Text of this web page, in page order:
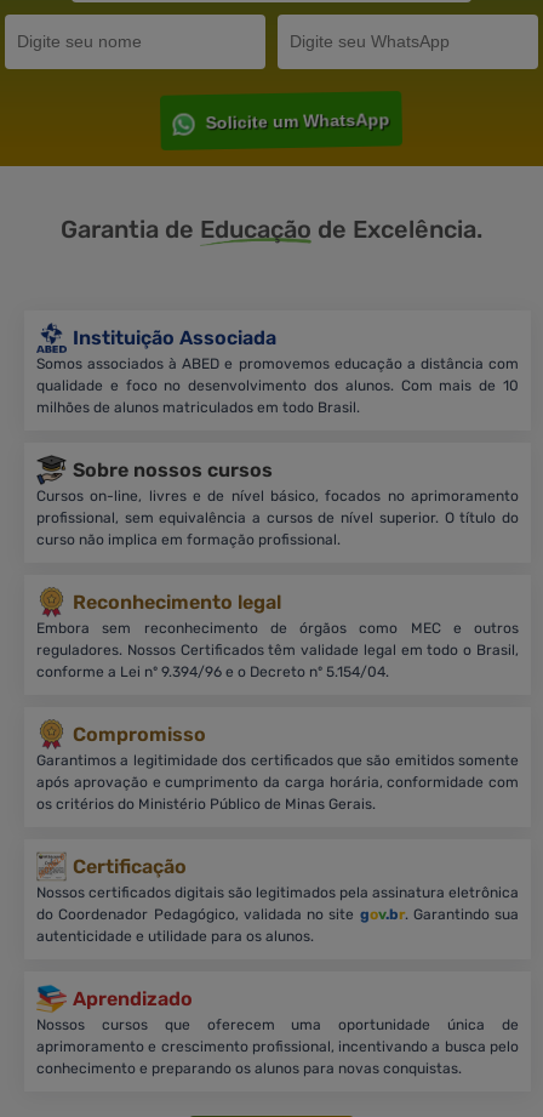
Solicite um WhatsApp
Garantia de Educação de Excelência.
Instituição Associada
Somos associados à ABED e promovemos educação a distância com
qualidade e foco no desenvolvimento dos alunos. Com mais de 10
milhões de alunos matriculados em todo Brasil.
Sobre nossos cursos
Cursos on-line, livres e de nível básico, focados no aprimoramento
profissional, sem equivalência a cursos de nível superior. O título do
curso não implica em formação profissional.
Reconhecimento legal
Embora sem reconhecimento de órgãos como MEC e outros
reguladores. Nossos Certificados têm validade legal em todo o Brasil,
conforme a Lei nº 9.394/96 e o Decreto nº 5.154/04.
Compromisso
Garantimos a legitimidade dos certificados que são emitidos somente
após aprovação e cumprimento da carga horária, conformidade com
os critérios do Ministério Público de Minas Gerais.
Certificação
Nossos certificados digitais são legitimados pela assinatura eletrônica
do Coordenador Pedagógico, validada no site gov.br. Garantindo sua
autenticidade e utilidade para os alunos.
Aprendizado
Nossos cursos que oferecem uma oportunidade única de
aprimoramento e crescimento profissional, incentivando a busca pelo
conhecimento e preparando os alunos para novas conquistas.